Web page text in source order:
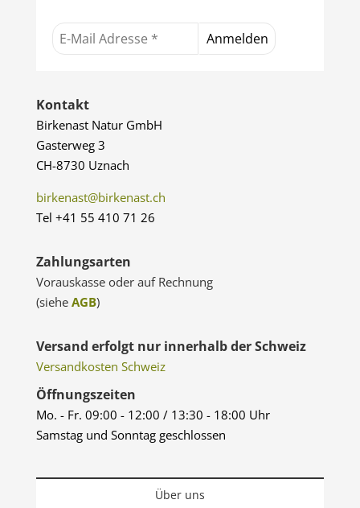
Kontakt
Birkenast Natur GmbH
Gasterweg 3
CH-8730 Uznach
birkenast@birkenast.ch
Tel +41 55 410 71 26
Zahlungsarten
Vorauskasse oder auf Rechnung
(siehe AGB)
Versand erfolgt nur innerhalb der Schweiz
Versandkosten Schweiz
Öffnungszeiten
Mo. - Fr. 09:00 - 12:00 / 13:30 - 18:00 Uhr
Samstag und Sonntag geschlossen
Über uns